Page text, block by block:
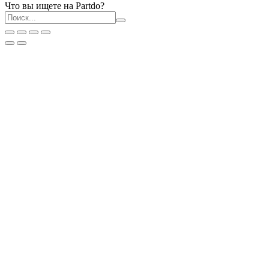
Что вы ищете на Partdo?